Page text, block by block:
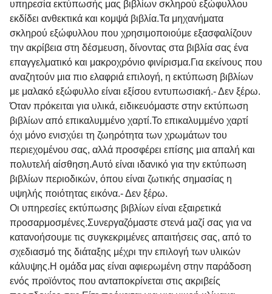
υπηρεσία εκτύπωσής μας βιβλίων σκληρού εξώφυλλου
εκδίδει ανθεκτικά και κομψά βιβλία.Τα μηχανήματα
σκληρού εξώφυλλου που χρησιμοποιούμε εξασφαλίζουν
την ακρίβεια στη δέσμευση, δίνοντας στα βιβλία σας ένα
επαγγελματικό και μακροχρόνιο φινίρισμα.Για εκείνους που
αναζητούν μια πιο ελαφριά επιλογή, η εκτύπωση βιβλίων
με μαλακό εξώφυλλο είναι εξίσου εντυπωσιακή.- Δεν ξέρω.
Όταν πρόκειται για υλικά, ειδικευόμαστε στην εκτύπωση
βιβλίων από επικαλυμμένο χαρτί.Το επικαλυμμένο χαρτί
όχι μόνο ενισχύει τη ζωηρότητα των χρωμάτων του
περιεχομένου σας, αλλά προσφέρει επίσης μια απαλή και
πολυτελή αίσθηση.Αυτό είναι ιδανικό για την εκτύπωση
βιβλίων περιοδικών, όπου είναι ζωτικής σημασίας η
υψηλής ποιότητας εικόνα.- Δεν ξέρω.
Οι υπηρεσίες εκτύπωσης βιβλίων είναι εξαιρετικά
προσαρμοσμένες.Συνεργαζόμαστε στενά μαζί σας για να
κατανοήσουμε τις συγκεκριμένες απαιτήσεις σας, από το
σχεδιασμό της διάταξης μέχρι την επιλογή των υλικών
κάλυψης.Η ομάδα μας είναι αφιερωμένη στην παράδοση
ενός προϊόντος που ανταποκρίνεται στις ακριβείς